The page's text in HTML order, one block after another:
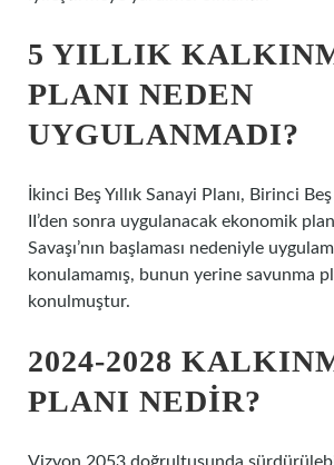
5 YILLIK
PLANI NEDEN
UYGULANMADI?
İkinci Beş Yıllık Sanayi Planı, Birinci Beş
II’den sonra uygulanacak ekonomik
Savaşı’nın başlaması nedeniyle
konulamamış, bunun yerine savunma
konulmuştur.
2024-2028
PLANI NEDIR?